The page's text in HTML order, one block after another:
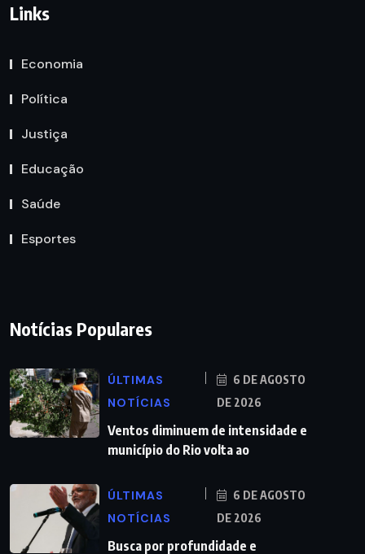
Links
Economia
Política
Justiça
Educação
Saúde
Esportes
Notícias Populares
ÚLTIMAS
NOTÍCIAS
6 DE AGOSTO
DE 2026
Ventos diminuem de intensidade e
município do Rio volta ao
ÚLTIMAS
NOTÍCIAS
6 DE AGOSTO
DE 2026
Busca por profundidade e